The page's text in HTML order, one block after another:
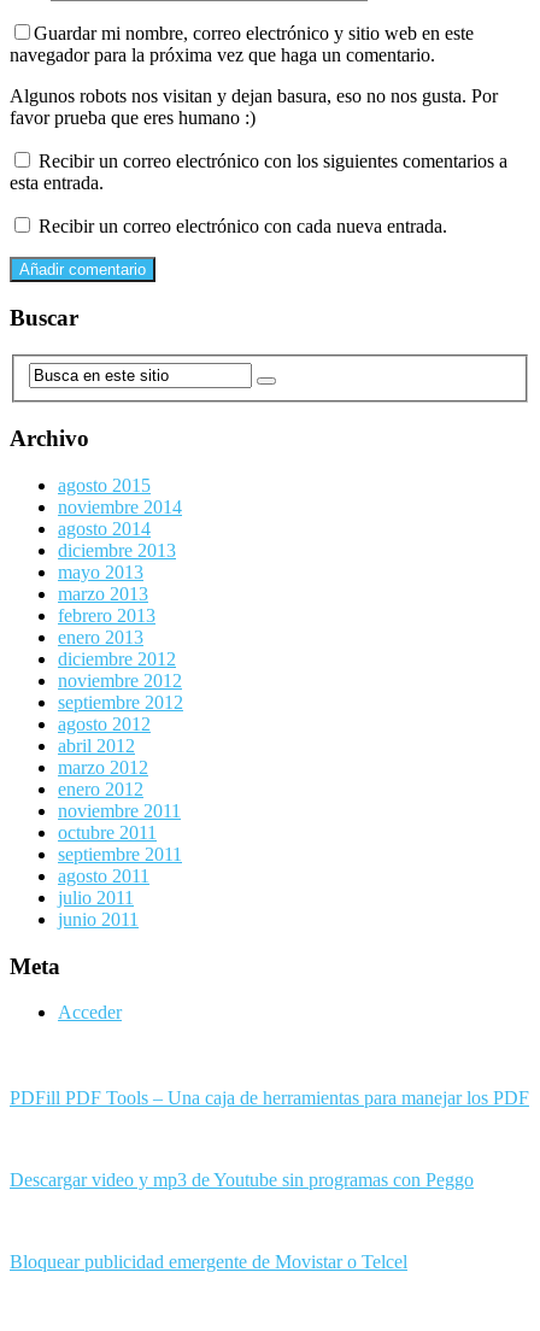
Guardar mi nombre, correo electrónico y sitio web en este
navegador para la próxima vez que haga un comentario.
Algunos robots nos visitan y dejan basura, eso no nos gusta. Por
favor prueba que eres humano :)
Recibir un correo electrónico con los siguientes comentarios a
esta entrada.
Recibir un correo electrónico con cada nueva entrada.
Buscar
Archivo
agosto 2015
noviembre 2014
agosto 2014
diciembre 2013
mayo 2013
marzo 2013
febrero 2013
enero 2013
diciembre 2012
noviembre 2012
septiembre 2012
agosto 2012
abril 2012
marzo 2012
enero 2012
noviembre 2011
octubre 2011
septiembre 2011
agosto 2011
julio 2011
junio 2011
Meta
Acceder
PDFill PDF Tools – Una caja de herramientas para manejar los PDF
Descargar video y mp3 de Youtube sin programas con Peggo
Bloquear publicidad emergente de Movistar o Telcel